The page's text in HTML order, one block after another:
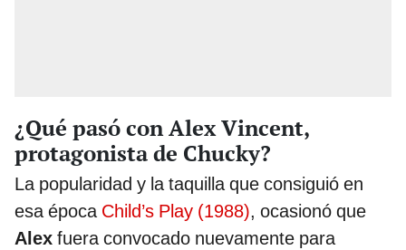
¿Qué pasó con Alex Vincent,
protagonista de Chucky?
La popularidad y la taquilla que consiguió en
esa época Child’s Play (1988), ocasionó que
Alex fuera convocado nuevamente para